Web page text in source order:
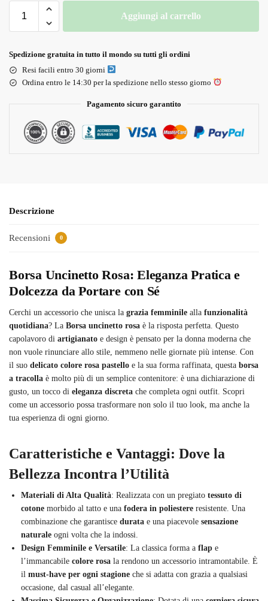
Aggiungi al carrello
Spedizione gratuita in tutto il mondo su tutti gli ordini
Resi facili entro 30 giorni
Ordina entro le 14:30 per la spedizione nello stesso giorno
Pagamento sicuro garantito
Descrizione
Recensioni 0
Borsa Uncinetto Rosa: Eleganza Pratica e
Dolcezza da Portare con Sé
Cerchi un accessorio che unisca la grazia femminile alla funzionalità
quotidiana? La Borsa uncinetto rosa è la risposta perfetta. Questo
capolavoro di artigianato e design è pensato per la donna moderna che
non vuole rinunciare allo stile, nemmeno nelle giornate più intense. Con
il suo delicato colore rosa pastello e la sua forma raffinata, questa borsa
a tracolla è molto più di un semplice contenitore: è una dichiarazione di
gusto, un tocco di eleganza discreta che completa ogni outfit. Scopri
come un accessorio possa trasformare non solo il tuo look, ma anche la
tua esperienza di ogni giorno.
Caratteristiche e Vantaggi: Dove la
Bellezza Incontra l’Utilità
Materiali di Alta Qualità: Realizzata con un pregiato tessuto di
cotone morbido al tatto e una fodera in poliestere resistente. Una
combinazione che garantisce durata e una piacevole sensazione
naturale ogni volta che la indossi.
Design Femminile e Versatile: La classica forma a flap e
l’immancabile colore rosa la rendono un accessorio intramontabile. È
il must-have per ogni stagione che si adatta con grazia a qualsiasi
occasione, dal casual all’elegante.